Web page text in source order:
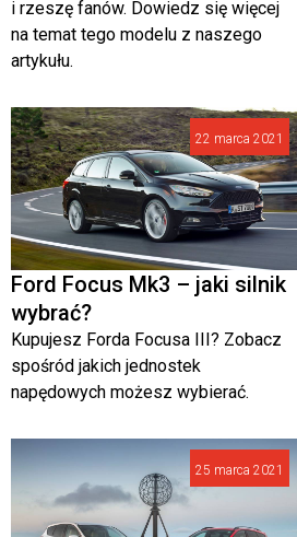
i rzeszę fanów. Dowiedz się więcej
na temat tego modelu z naszego
artykułu.
22 marca 2021
Ford Focus Mk3 – jaki silnik
wybrać?
Kupujesz Forda Focusa III? Zobacz
spośród jakich jednostek
napędowych możesz wybierać.
25 marca 2021